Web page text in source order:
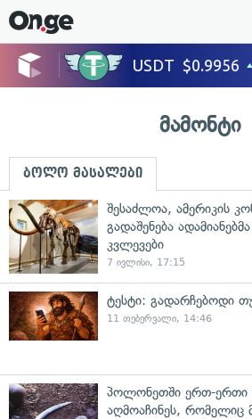
მამონტი
ბოლო მასალები
შესაძლოა, ამერიკის
გადაშენება
კვლევები
7 ივლისი, 17:15
ტესტი: გადარჩებოდი
11 თებერვალი, 14:46
პოლონეთში ერთ-ერთი
აღმოაჩინეს, რომელიც